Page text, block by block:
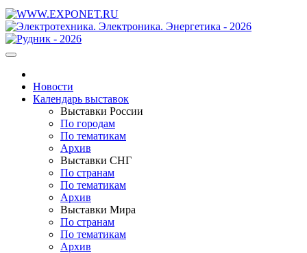
Новости
Календарь выставок
Выставки России
По городам
По тематикам
Архив
Выставки СНГ
По странам
По тематикам
Архив
Выставки Мира
По странам
По тематикам
Архив